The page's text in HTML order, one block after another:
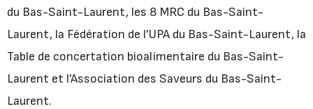
du Bas-Saint-Laurent, les 8 MRC du Bas-Saint-
Laurent, la Fédération de l’UPA du Bas-Saint-Laurent, la
Table de concertation bioalimentaire du Bas-Saint-
Laurent et l’Association des Saveurs du Bas-Saint-
Laurent.